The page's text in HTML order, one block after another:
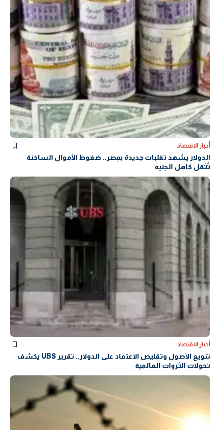
أخبار الاقتصاد
الدولار يشهد تقلبات جديدة بمِصر.. ضغوط الأموال الساخنة
تُثقل كاهل الجنيه
أخبار الاقتصاد
تنويع الأصول وتقليص الاعتماد على الدولار.. تقرير UBS يكشف
تحولات الثروات العالمية